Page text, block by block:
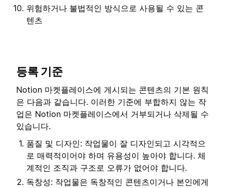
위험하거나 불법적인 방식으로 사용될 수 있는 콘
텐츠
등록 기준
Notion 마켓플레이스에 게시되는 콘텐츠의 기본 원칙
은 다음과 같습니다. 이러한 기준에 부합하지 않는 작
업은 Notion 마켓플레이스에서 거부되거나 삭제될 수
있습니다.
품질 및 디자인: 작업물이 잘 디자인되고 시각적으
로 매력적이어야 하며 유용성이 높아야 합니다. 체
계적인 조직과 구조로 오류가 없어야 합니다.
독창성: 작업물은 독창적인 콘텐츠이거나 본인에게